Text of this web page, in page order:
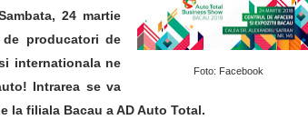
Foto: Facebook
24 martie
producatori de
internationala ne
Intrarea se va
filiala Bacau a AD Auto Total.